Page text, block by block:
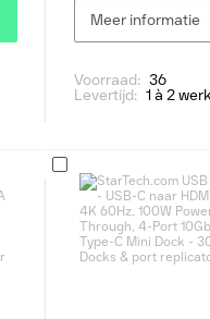
Meer informatie
Voorraad: 36
Levertijd: 1 à 2